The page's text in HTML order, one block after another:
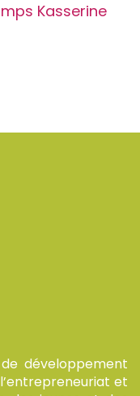
Kasserine
développement
et